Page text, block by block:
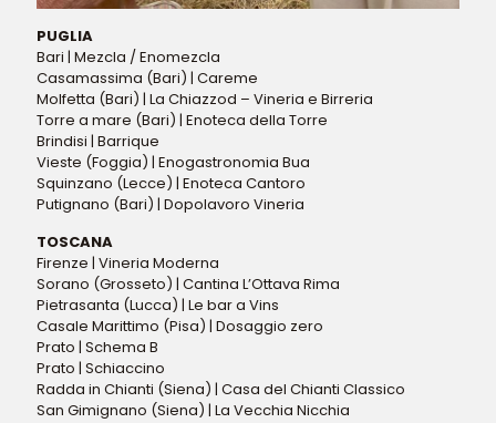
PUGLIA
Bari | Mezcla / Enomezcla
Casamassima (Bari) | Careme
Molfetta (Bari) | La Chiazzod – Vineria e Birreria
Torre a mare (Bari) | Enoteca della Torre
Brindisi | Barrique
Vieste (Foggia) | Enogastronomia Bua
Squinzano (Lecce) | Enoteca Cantoro
Putignano (Bari) | Dopolavoro Vineria
TOSCANA
Firenze | Vineria Moderna
Sorano (Grosseto) | Cantina L’Ottava Rima
Pietrasanta (Lucca) | Le bar a Vins
Casale Marittimo (Pisa) | Dosaggio zero
Prato | Schema B
Prato | Schiaccino
Radda in Chianti (Siena) | Casa del Chianti Classico
San Gimignano (Siena) | La Vecchia Nicchia